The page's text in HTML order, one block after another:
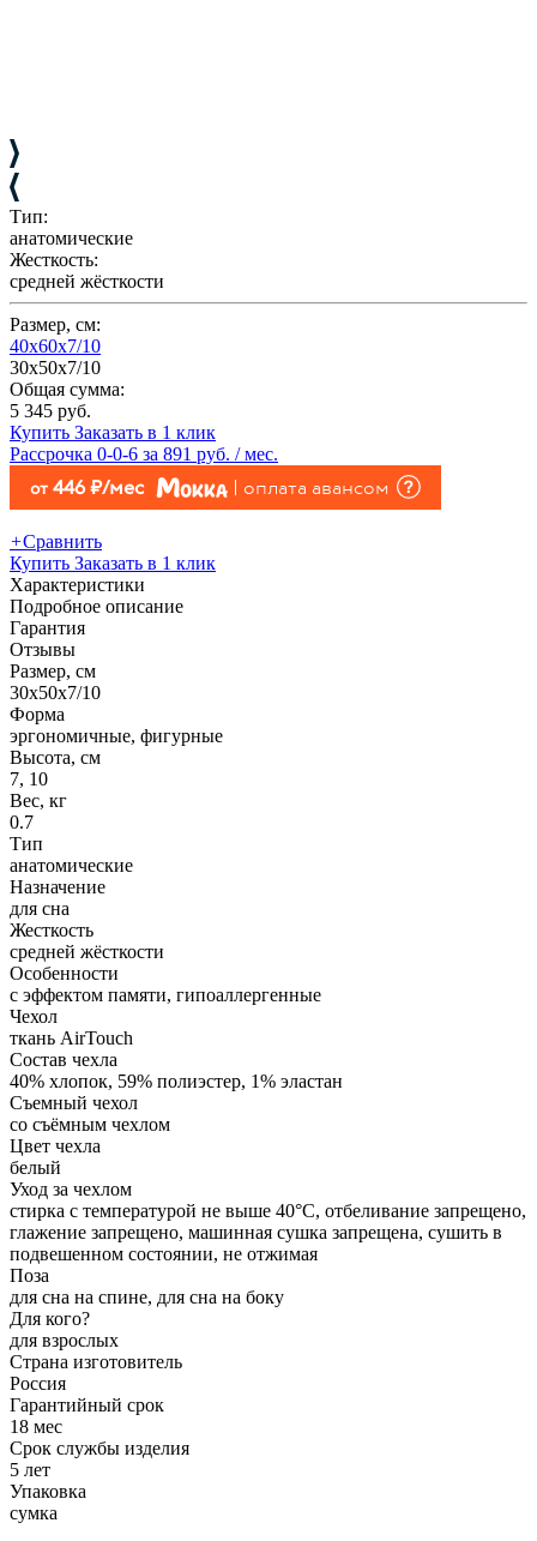
Тип:
анатомические
Жесткость:
средней жёсткости
Размер, см:
40x60x7/10
30x50x7/10
Общая сумма:
5 345 руб.
Купить Заказать в 1 клик
Рассрочка 0-0-6 за 891 руб. / мес.
от 446 руб./мес оплата авансом
+Сравнить
Купить Заказать в 1 клик
Характеристики
Подробное описание
Гарантия
Отзывы
Размер, см
30x50x7/10
Форма
эргономичные, фигурные
Высота, см
7, 10
Вес, кг
0.7
Тип
анатомические
Назначение
для сна
Жесткость
средней жёсткости
Особенности
с эффектом памяти, гипоаллергенные
Чехол
ткань AirTouch
Состав чехла
40% хлопок, 59% полиэстер, 1% эластан
Съемный чехол
со съёмным чехлом
Цвет чехла
белый
Уход за чехлом
стирка с температурой не выше 40°C, отбеливание запрещено,
глажение запрещено, машинная сушка запрещена, сушить в
подвешенном состоянии, не отжимая
Поза
для сна на спине, для сна на боку
Для кого?
для взрослых
Страна изготовитель
Россия
Гарантийный срок
18 мес
Срок службы изделия
5 лет
Упаковка
сумка